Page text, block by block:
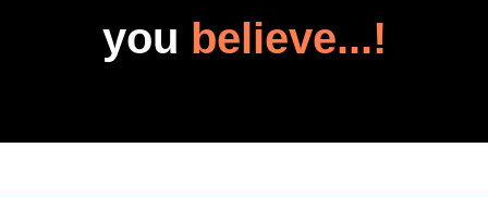
you believe...!